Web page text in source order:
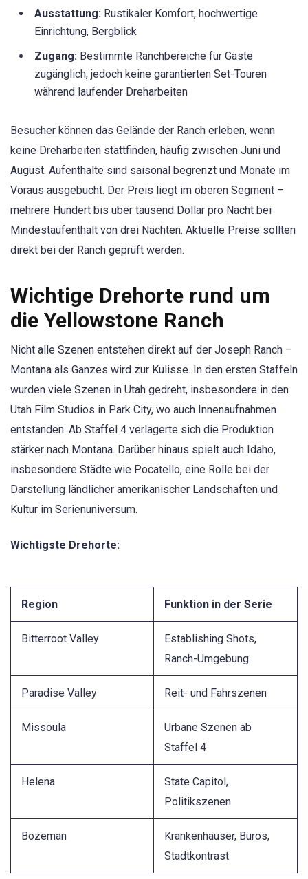
Ausstattung: Rustikaler Komfort, hochwertige
Einrichtung, Bergblick
Zugang: Bestimmte Ranchbereiche für Gäste
zugänglich, jedoch keine garantierten Set-Touren
während laufender Dreharbeiten
Besucher können das Gelände der Ranch erleben, wenn
keine Dreharbeiten stattfinden, häufig zwischen Juni und
August. Aufenthalte sind saisonal begrenzt und Monate im
Voraus ausgebucht. Der Preis liegt im oberen Segment –
mehrere Hundert bis über tausend Dollar pro Nacht bei
Mindestaufenthalt von drei Nächten. Aktuelle Preise sollten
direkt bei der Ranch geprüft werden.
Wichtige Drehorte rund um
die Yellowstone Ranch
Nicht alle Szenen entstehen direkt auf der Joseph Ranch –
Montana als Ganzes wird zur Kulisse. In den ersten Staffeln
wurden viele Szenen in Utah gedreht, insbesondere in den
Utah Film Studios in Park City, wo auch Innenaufnahmen
entstanden. Ab Staffel 4 verlagerte sich die Produktion
stärker nach Montana. Darüber hinaus spielt auch Idaho,
insbesondere Städte wie Pocatello, eine Rolle bei der
Darstellung ländlicher amerikanischer Landschaften und
Kultur im Serienuniversum.
Wichtigste Drehorte:
Region Funktion in der Serie
Bitterroot Valley
Establishing Shots,
Ranch-Umgebung
Paradise Valley Reit- und Fahrszenen
Missoula
Urbane Szenen ab
Staffel 4
Helena
State Capitol,
Politikszenen
Bozeman
Krankenhäuser, Büros,
Stadtkontrast